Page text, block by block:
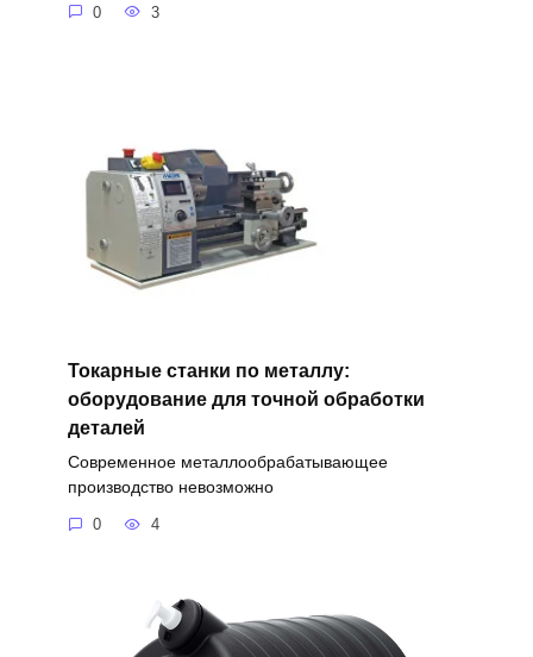
0 3
Токарные станки по металлу:
оборудование для точной обработки
деталей
Современное металлообрабатывающее
производство невозможно
0 4